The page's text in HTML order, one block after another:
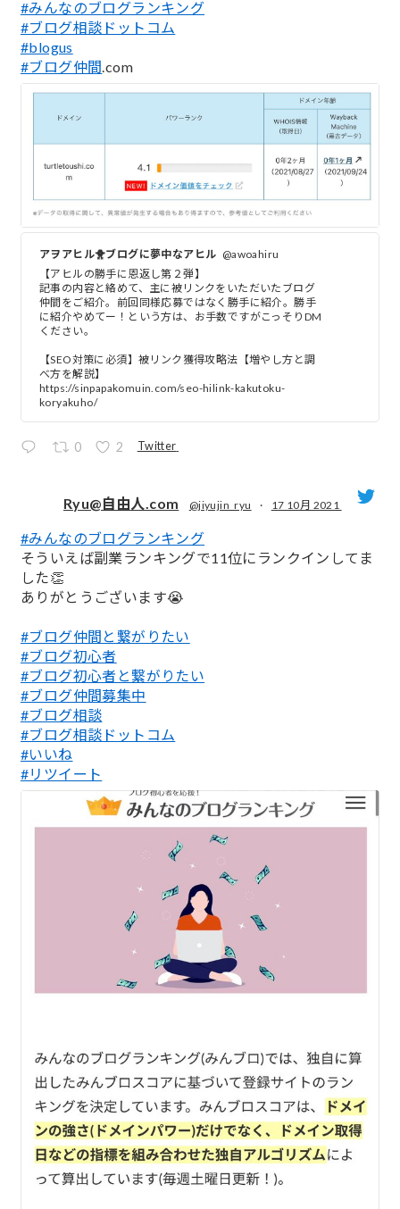
#みんなのブログランキング
#ブログ相談ドットコム
#blogus
#ブログ仲間.com
アヲアヒル🐥ブログに夢中なアヒル @awoahiru
【アヒルの勝手に恩返し第２弾】
記事の内容と絡めて、主に被リンクをいただいたブログ
仲間をご紹介。前回同様応募ではなく勝手に紹介。勝手
に紹介やめてー！という方は、お手数ですがこっそりDM
ください。
【SEO対策に必須】被リンク獲得攻略法【増やし方と調
べ方を解説】
https://sinpapakomuin.com/seo-hilink-kakutoku-
koryakuho/
0 2 Twitter
;
Ryu@自由人.com @jiyujin_ryu · 17 10月 2021
#みんなのブログランキング
そういえば副業ランキングで11位にランクインしてま
した👏
ありがとうございます😭
#ブログ仲間と繋がりたい
#ブログ初心者
#ブログ初心者と繋がりたい
#ブログ仲間募集中
#ブログ相談
#ブログ相談ドットコム
#いいね
#リツイート